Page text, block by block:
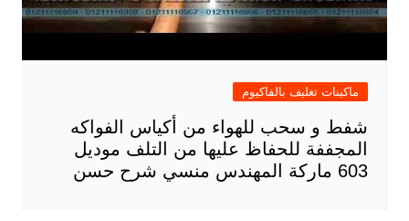
ماكينات تغليف بالفاكيوم
شفط و سحب للهواء من أكياس الفواكه
المجففة للحفاظ عليها من التلف موديل
603 ماركة المهندس منسي شرح حسن